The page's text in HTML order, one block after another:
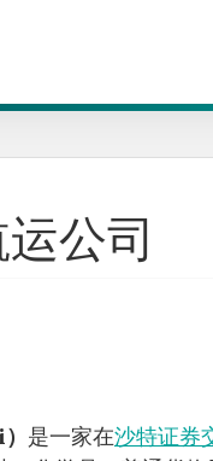
公司
是一家在沙特证券